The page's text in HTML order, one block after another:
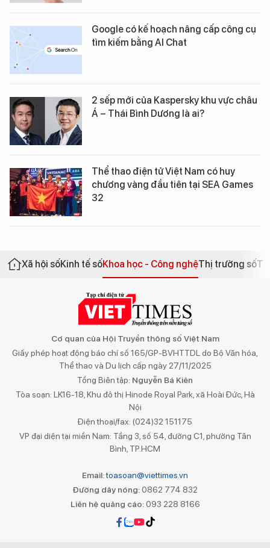
Google có kế hoạch nâng cấp công cụ
tìm kiếm bằng AI Chat
2 sếp mới của Kaspersky khu vực châu
Á – Thái Bình Dương là ai?
Thể thao điện tử Việt Nam có huy
chương vàng đầu tiên tại SEA Games
32
Xã hội sốKinh tế sốKhoa học - Công nghệThị trường số
Cơ quan của Hội Truyền thông số Việt Nam
Giấy phép hoạt động báo chí số 165/GP-BVHTTDL do Bộ Văn hóa,
Thể thao và Du lịch cấp ngày 27/11/2025
Tổng Biên tập: Nguyễn Bá Kiên
Tòa soạn: LK16-18, Khu đô thị Hinode Royal Park, xã Hoài Đức, Hà
Nội
Điện thoại/fax: (024)32 151175
VP đại diện tại miền Nam: Tầng 3, số 54, đường C1, phường Tân
Bình, TP.HCM
Email:toasoan@viettimes.vn
Đường dây nóng: 0862 774 832
Liên hệ quảng cáo:093 228 8166